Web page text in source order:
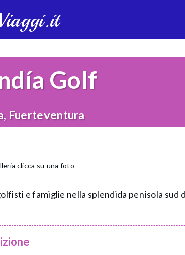
Golf
Fuerteventura
clicca su una foto
e famiglie nella splendida penisola sud